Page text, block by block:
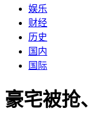
娱乐
财经
历史
国内
国际
豪宅被抢